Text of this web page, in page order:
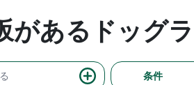
があるドッグ
条件